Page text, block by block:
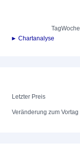
TagWoche
► Chartanalyse
Letzter Preis
Veränderung zum Vortag